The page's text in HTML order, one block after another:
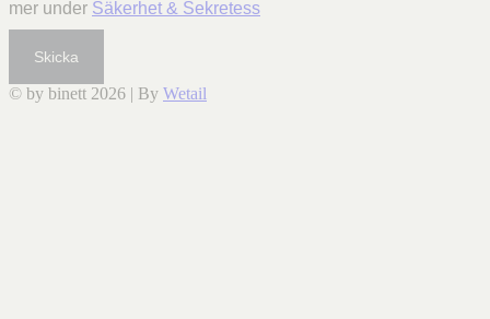
mer under Säkerhet & Sekretess
Skicka
© by binett 2026 | By Wetail